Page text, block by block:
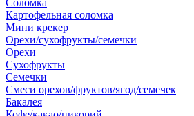
Соломка
Картофельная соломка
Мини крекер
Орехи/сухофрукты/семечки
Орехи
Сухофрукты
Семечки
Смеси орехов/фруктов/ягод/семечек
Бакалея